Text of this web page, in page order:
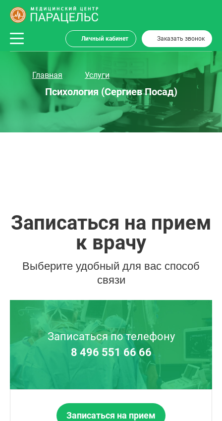
Личный кабинет Заказать звонок
Главная Услуги
Психология (Сергиев Посад)
Записаться на прием
к врачу
Выберите удобный для вас способ
связи
Записаться по телефону
8 496 551 66 66
Записаться на прием